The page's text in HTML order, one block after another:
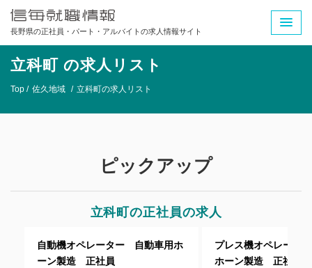
長野県の正社員・パート・アルバイトの求人情報サイト
立科町 の求人リスト
Top / 佐久地域 / 立科町の求人リスト
ピックアップ
立科町の正社員の求人
自動機オペレーター 自動車用ホ
ーン製造 正社員
プレス機オペレータ
ホーン製造 正社員